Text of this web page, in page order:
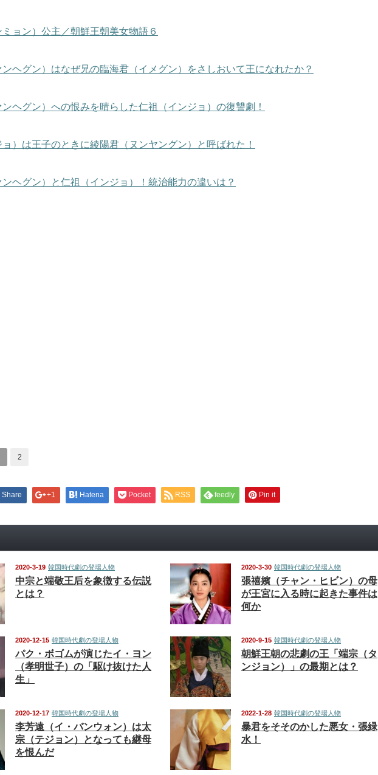
ミョン）公主／朝鮮王朝美女物語６
ヘグン）はなぜ兄の臨海君（イメグン）をさしおいて王になれたか？
ヘグン）への恨みを晴らした仁祖（インジョ）の復讐劇！
）は王子のときに綾陽君（ヌンヤングン）と呼ばれた！
ヘグン）と仁祖（インジョ）！統治能力の違いは？
2
Share +1 Hatena Pocket RSS feedly Pin it
2020-3-19 韓国時代劇の登場人物
中宗と端敬王后を象徴する伝説
とは？
2020-3-30 韓国時代劇の登場人物
張禧嬪（チャン・ヒビン）の母
が王宮に入る時に起きた事件は
何か
2020-12-15 韓国時代劇の登場人物
パク・ボゴムが演じたイ・ヨン
（孝明世子）の「駆け抜けた人
生」
2020-9-15 韓国時代劇の登場人物
朝鮮王朝の悲劇の王「端宗（タ
ンジョン）」の最期とは？
2020-12-17 韓国時代劇の登場人物
李芳遠（イ・バンウォン）は太
宗（テジョン）となっても継母
を恨んだ
2022-1-28 韓国時代劇の登場人物
暴君をそそのかした悪女・張緑
水！